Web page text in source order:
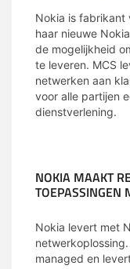
Nokia is fabrikant
haar nieuwe
de mogelijkheid
te leveren. MCS
netwerken aan
voor alle partijen
dienstverlening.
NOKIA MAAKT
TOEPASSINGEN
Nokia levert met
managed en